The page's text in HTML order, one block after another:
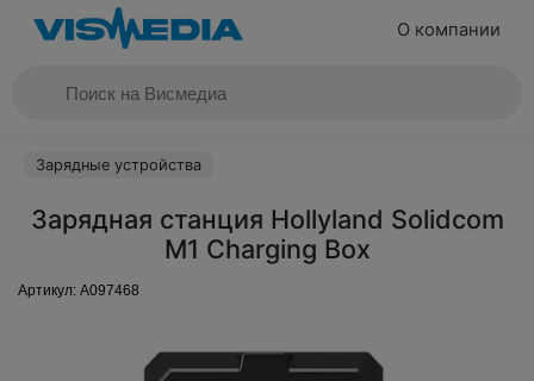
О компании
Зарядные устройства
Зарядная станция Hollyland Solidcom
M1 Charging Box
Артикул: A097468